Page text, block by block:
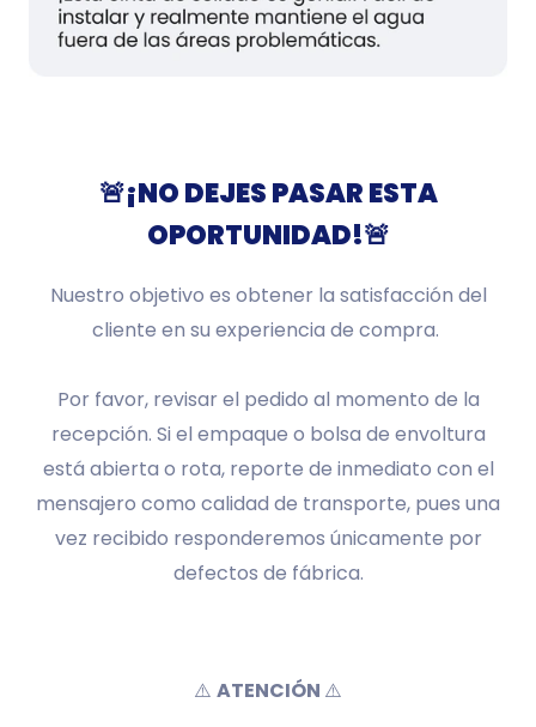
🚨¡NO DEJES PASAR ESTA
OPORTUNIDAD!🚨
Nuestro objetivo es obtener la satisfacción del
cliente en su experiencia de compra.
Por favor, revisar el pedido al momento de la
recepción. Si el empaque o bolsa de envoltura
está abierta o rota, reporte de inmediato con el
mensajero como calidad de transporte, pues una
vez recibido responderemos únicamente por
defectos de fábrica.
⚠️ ATENCIÓN ⚠️